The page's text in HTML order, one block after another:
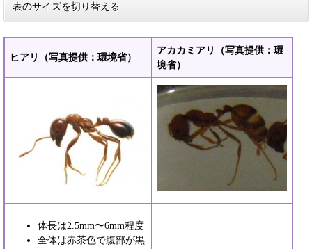
表のサイズを切り替える
ヒアリ（写真提供：環境省）
アカカミアリ（写真提供：環
境省）
体長は2.5mm〜6mm程度
全体は赤茶色で腹部が黒